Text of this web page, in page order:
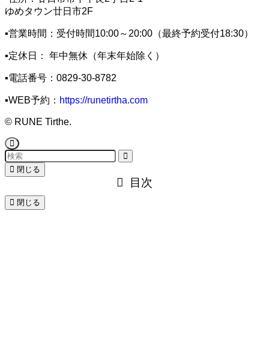
ゆめタウン廿日市2F
▪️営業時間：受付時間10:00～20:00（最終予約受付18:30）
▪️定休日： 年中無休（年末年始除く）
▪️電話番号：0829-30-8782
▪️WEB予約： https://runetirtha.com
© RUNE Tirthe.
閉じる
目次
閉じる